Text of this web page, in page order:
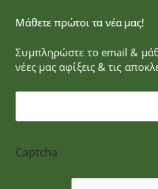
Μάθετε πρώτοι τα νέα μας!
Συμπληρώστε το email &
νέες μας αφίξεις & τις
Captcha